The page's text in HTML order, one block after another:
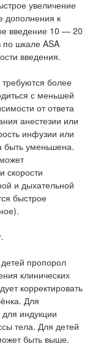
увеличение
дополнения к
введение 10 — 20
по шкале ASA
введения.
более
с меньшей
от ответа
анестезии или
инфузии или
быть уменьшена.
скорости
и дыхательной
быстрое
пропорол
клинических
корректировать
Для
индукции
тела. Для детей
быть выше.